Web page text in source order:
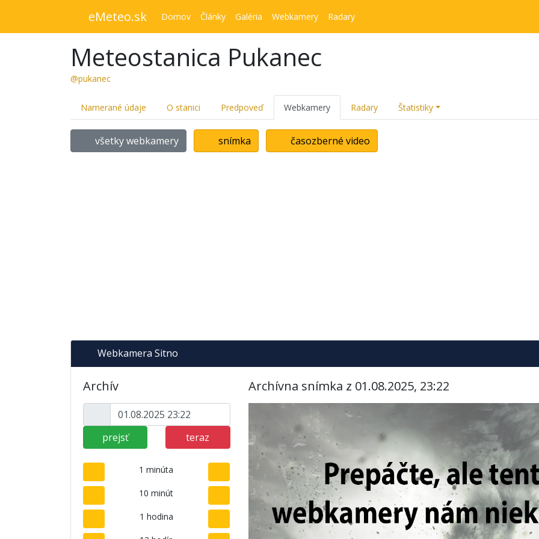
eMeteo.sk Domov Články Galéria Webkamery Radary
Meteostanica Pukanec
@pukanec
Namerané údaje O stanici Predpoveď Webkamery Radary Štatistiky
všetky webkamery snímka časozberné video
Webkamera Sitno
Archív
prejsť teraz
1 minúta
10 minút
1 hodina
Archívna snímka z 01.08.2025, 23:22